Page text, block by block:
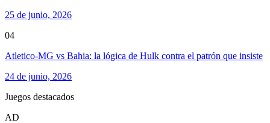
25 de junio, 2026
04
Atletico-MG vs Bahia: la lógica de Hulk contra el patrón que insiste
24 de junio, 2026
Juegos destacados
AD